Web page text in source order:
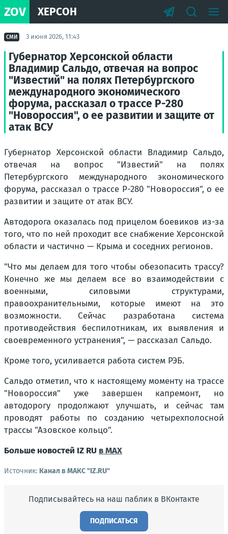
ZOV ХЕРСОН
СМИ 3 июня 2026, 11:43
Губернатор Херсонской области
Владимир Сальдо, отвечая на вопрос
"Известий" на полях Петербургского
международного экономического
форума, рассказал о трассе Р-280
"Новороссия", о ее развитии и защите от
атак ВСУ
Губернатор Херсонской области Владимир Сальдо,
отвечая на вопрос "Известий" на полях
Петербургского международного экономического
форума, рассказал о трассе Р-280 "Новороссия", о ее
развитии и защите от атак ВСУ.
Автодорога оказалась под прицелом боевиков из-за
того, что по ней проходит все снабжение Херсонской
области и частично — Крыма и соседних регионов.
"Что мы делаем для того чтобы обезопасить трассу?
Конечно же мы делаем все во взаимодействии с
военными, силовыми структурами,
правоохранительными, которые имеют на это
возможности. Сейчас разработана система
противодействия беспилотникам, их выявления и
своевременного устранения", — рассказал Сальдо.
Кроме того, усиливается работа систем РЭБ.
Сальдо отметил, что к настоящему моменту на трассе
"Новороссия" уже завершен капремонт, но
автодорогу продолжают улучшать, и сейчас там
проводят работы по созданию четырехполосной
трассы "Азовское кольцо".
Больше новостей IZ RU в MAX
Источник: Канал в МАКС "IZ.RU"
Подписывайтесь на наш паблик в ВКонтакте
ПОДПИСАТЬСЯ